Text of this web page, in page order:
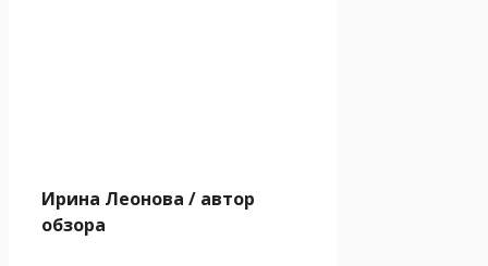
Ирина Леонова / автор
обзора